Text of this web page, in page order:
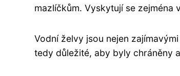
mazlíčkům. Vyskytují se zejména
Vodní želvy jsou nejen
tedy důležité, aby byly chráněny